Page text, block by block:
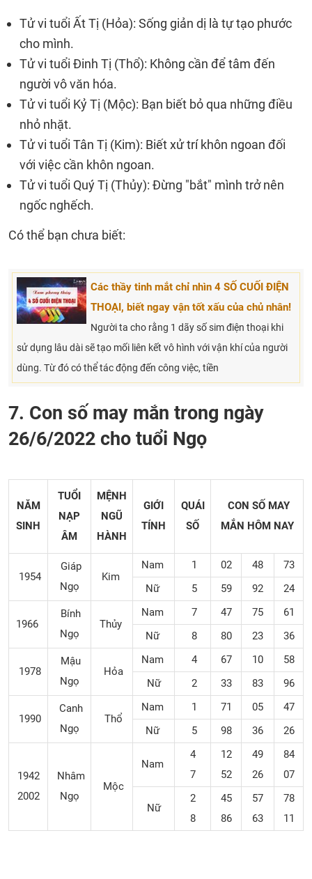
Tử vi tuổi Ất Tị (Hỏa): Sống giản dị là tự tạo phước
cho mình.
Tử vi tuổi Đinh Tị (Thổ): Không cần để tâm đến
người vô văn hóa.
Tử vi tuổi Kỷ Tị (Mộc): Bạn biết bỏ qua những điều
nhỏ nhặt.
Tử vi tuổi Tân Tị (Kim): Biết xử trí khôn ngoan đối
với việc cần khôn ngoan.
Tử vi tuổi Quý Tị (Thủy): Đừng "bắt" mình trở nên
ngốc nghếch.
Có thể bạn chưa biết:
Các thầy tinh mắt chỉ nhìn 4 SỐ CUỐI ĐIỆN
THOẠI, biết ngay vận tốt xấu của chủ nhân!
Người ta cho rằng 1 dãy số sim điện thoại khi
sử dụng lâu dài sẽ tạo mối liên kết vô hình với vận khí của người
dùng. Từ đó có thể tác động đến công việc, tiền
7. Con số may mắn trong ngày
26/6/2022 cho tuổi Ngọ
NĂM
SINH
TUỔI
NẠP
ÂM
MỆNH
NGŨ
HÀNH
GIỚI
TÍNH
QUÁI
SỐ
CON SỐ MAY
MẮN HÔM NAY
1954
Giáp
Ngọ
Kim
Nam 1 02 48
73
Nữ
5 59 92 24
1966
Bính
Ngọ
Thủy
Nam 7 47 75
61
Nữ
8 80 23 36
1978
Mậu
Ngọ
Hỏa
Nam 4 67 10
58
Nữ
2 33 83 96
1990
Canh
Ngọ
Thổ
Nam 1 71 05
47
Nữ
5 98 36 26
1942
2002
Nhâm
Ngọ
Mộc
Nam
4
7
12
52
49
26
84
07
Nữ
2
8
45
86
57
63
78
11